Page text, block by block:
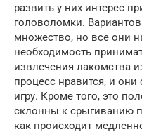
развить у них интерес
головоломки.
множество, но все они
необходимость
извлечения лакомства
процесс нравится, и
игру. Кроме того, это
склонны к срыгиванию
как происходит